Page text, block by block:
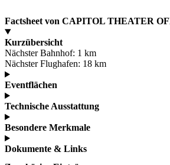
Factsheet von CAPITOL THEATER
Kurzübersicht
Nächster Bahnhof: 1 km
Nächster Flughafen: 18 km
Eventflächen
Technische Ausstattung
Besondere Merkmale
Dokumente & Links